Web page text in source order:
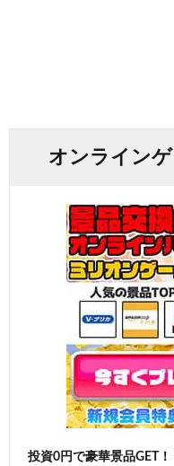
オンライン
投資0円で豪華景品GET